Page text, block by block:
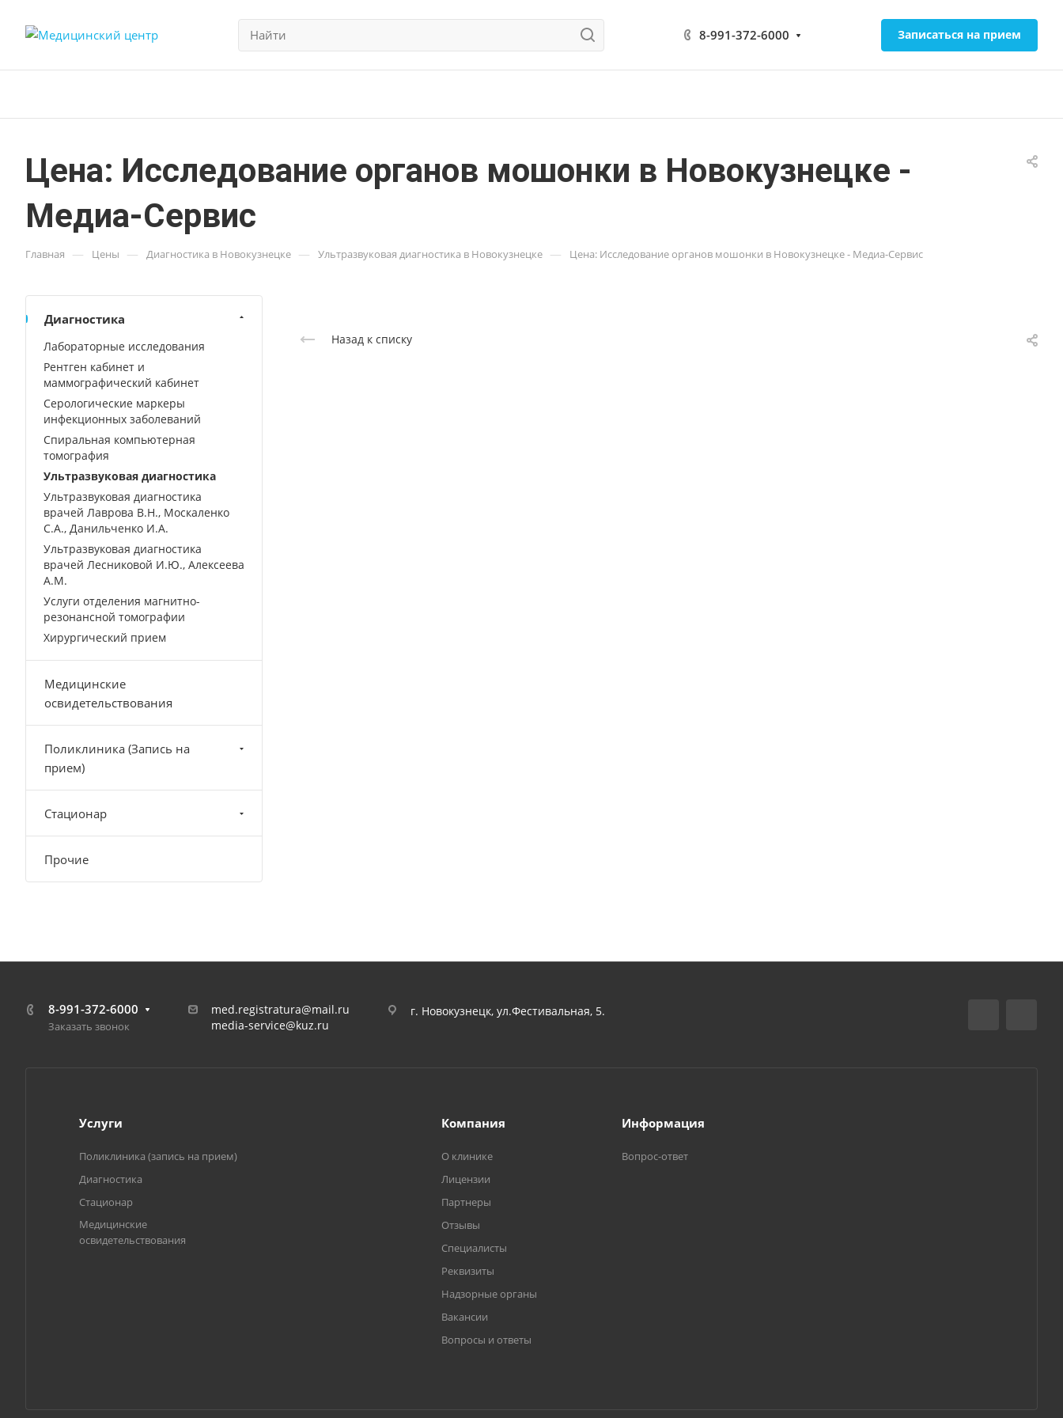
8-991-372-6000 Записаться на прием
Цена: Исследование органов мошонки в Новокузнецке -
Медиа-Сервис
Главная — Цены — Диагностика в Новокузнецке — Ультразвуковая диагностика в Новокузнецке — Цена: Исследование органов мошонки в Новокузнецке - Медиа-Сервис
Назад к списку
Диагностика
Лабораторные исследования
Рентген кабинет и
маммографический кабинет
Серологические маркеры
инфекционных заболеваний
Спиральная компьютерная
томография
Ультразвуковая диагностика
Ультразвуковая диагностика
врачей Лаврова В.Н., Москаленко
С.А., Данильченко И.А.
Ультразвуковая диагностика
врачей Лесниковой И.Ю., Алексеева
А.М.
Услуги отделения магнитно-
резонансной томографии
Хирургический прием
Медицинские
освидетельствования
Поликлиника (Запись на
прием)
Стационар
Прочие
8-991-372-6000
Заказать звонок
med.registratura@mail.ru
media-service@kuz.ru
г. Новокузнецк, ул.Фестивальная, 5.
Услуги
Поликлиника (запись на прием)
Диагностика
Стационар
Медицинские
освидетельствования
Компания
О клинике
Лицензии
Партнеры
Отзывы
Специалисты
Реквизиты
Надзорные органы
Вакансии
Вопросы и ответы
Информация
Вопрос-ответ